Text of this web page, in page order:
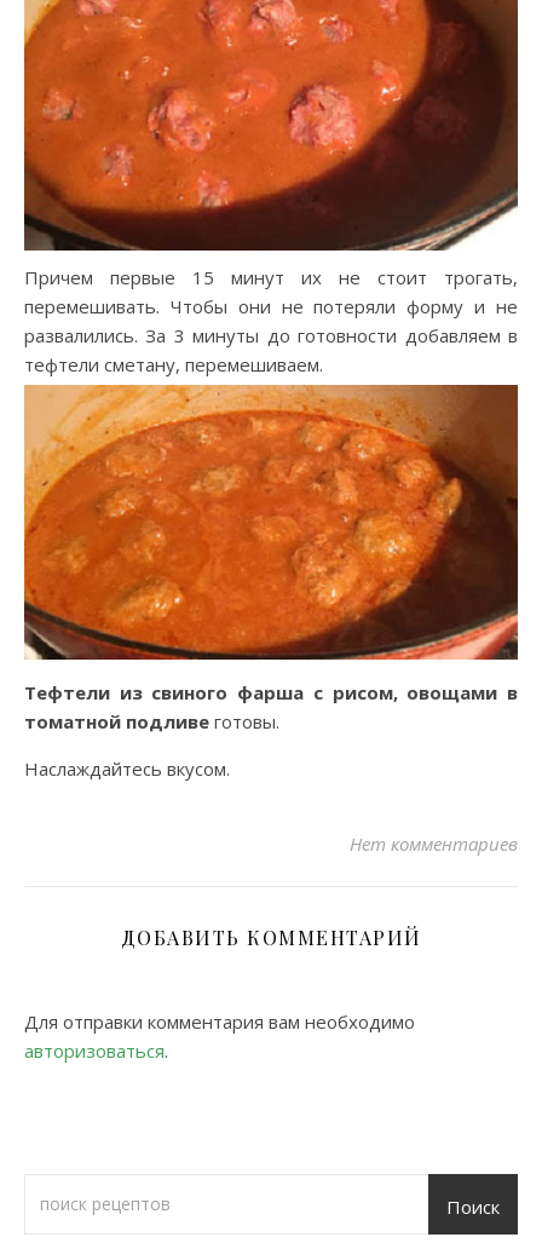
Причем первые 15 минут их не стоит трогать,
перемешивать. Чтобы они не потеряли форму и не
развалились. За 3 минуты до готовности добавляем в
тефтели сметану, перемешиваем.
Тефтели из свиного фарша с рисом, овощами в
томатной подливе готовы.
Наслаждайтесь вкусом.
Нет комментариев
ДОБАВИТЬ КОММЕНТАРИЙ
Для отправки комментария вам необходимо
авторизоваться.
Поиск